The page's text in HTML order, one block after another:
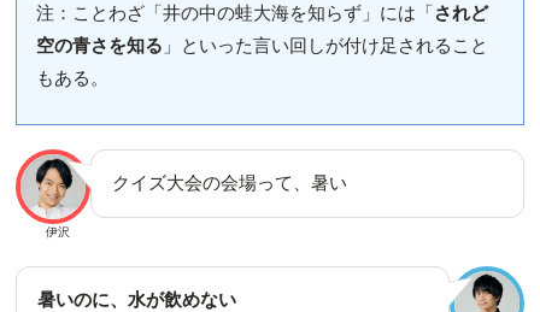
注：ことわざ「井の中の蛙大海を知らず」には「されど
空の青さを知る 」といった言い回しが付け足されること
もある。
伊沢
クイズ大会の会場って、暑い
暑いのに、水が飲めない